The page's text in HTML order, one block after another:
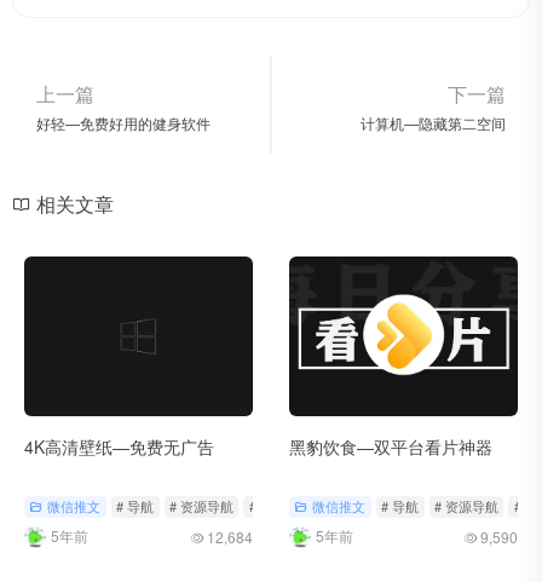
上一篇
好轻—免费好用的健身软件
下一篇
计算机—隐藏第二空间
相关文章
4K高清壁纸—免费无广告
微信推文 # 导航 # 资源导航 # 轻工具
5年前 12,684
黑豹饮食—双平台看片神器
微信推文 # 导航 # 资源导航 # 轻
5年前 9,590